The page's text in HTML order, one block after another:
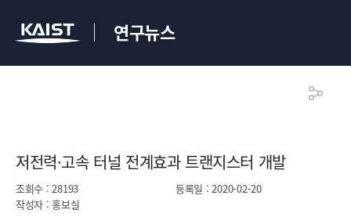
연구뉴스
저전력·고속 터널 전계효과 트랜지스터 개발​
조회수 : 28193 등록일 : 2020-02-20
작성자 : 홍보실